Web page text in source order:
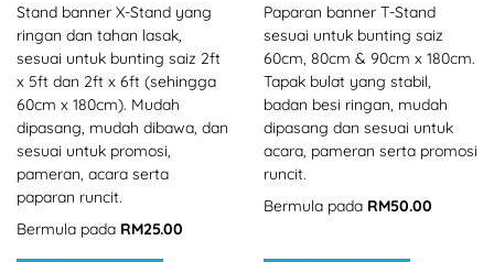
Stand banner X-Stand yang
ringan dan tahan lasak,
sesuai untuk bunting saiz 2ft
x 5ft dan 2ft x 6ft (sehingga
60cm x 180cm). Mudah
dipasang, mudah dibawa, dan
sesuai untuk promosi,
pameran, acara serta
paparan runcit.
Bermula pada RM25.00
Paparan banner T-Stand
sesuai untuk bunting saiz
60cm, 80cm & 90cm x 180cm.
Tapak bulat yang stabil,
badan besi ringan, mudah
dipasang dan sesuai untuk
acara, pameran serta promosi
runcit.
Bermula pada RM50.00